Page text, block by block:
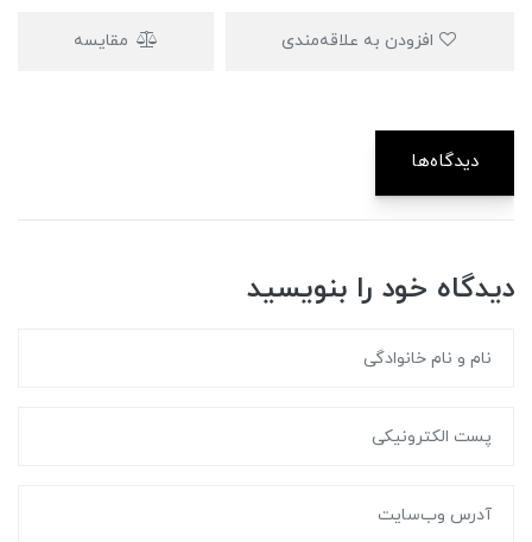
مقایسه
دیدگاه‌ها
دیدگاه خود را بنویسید